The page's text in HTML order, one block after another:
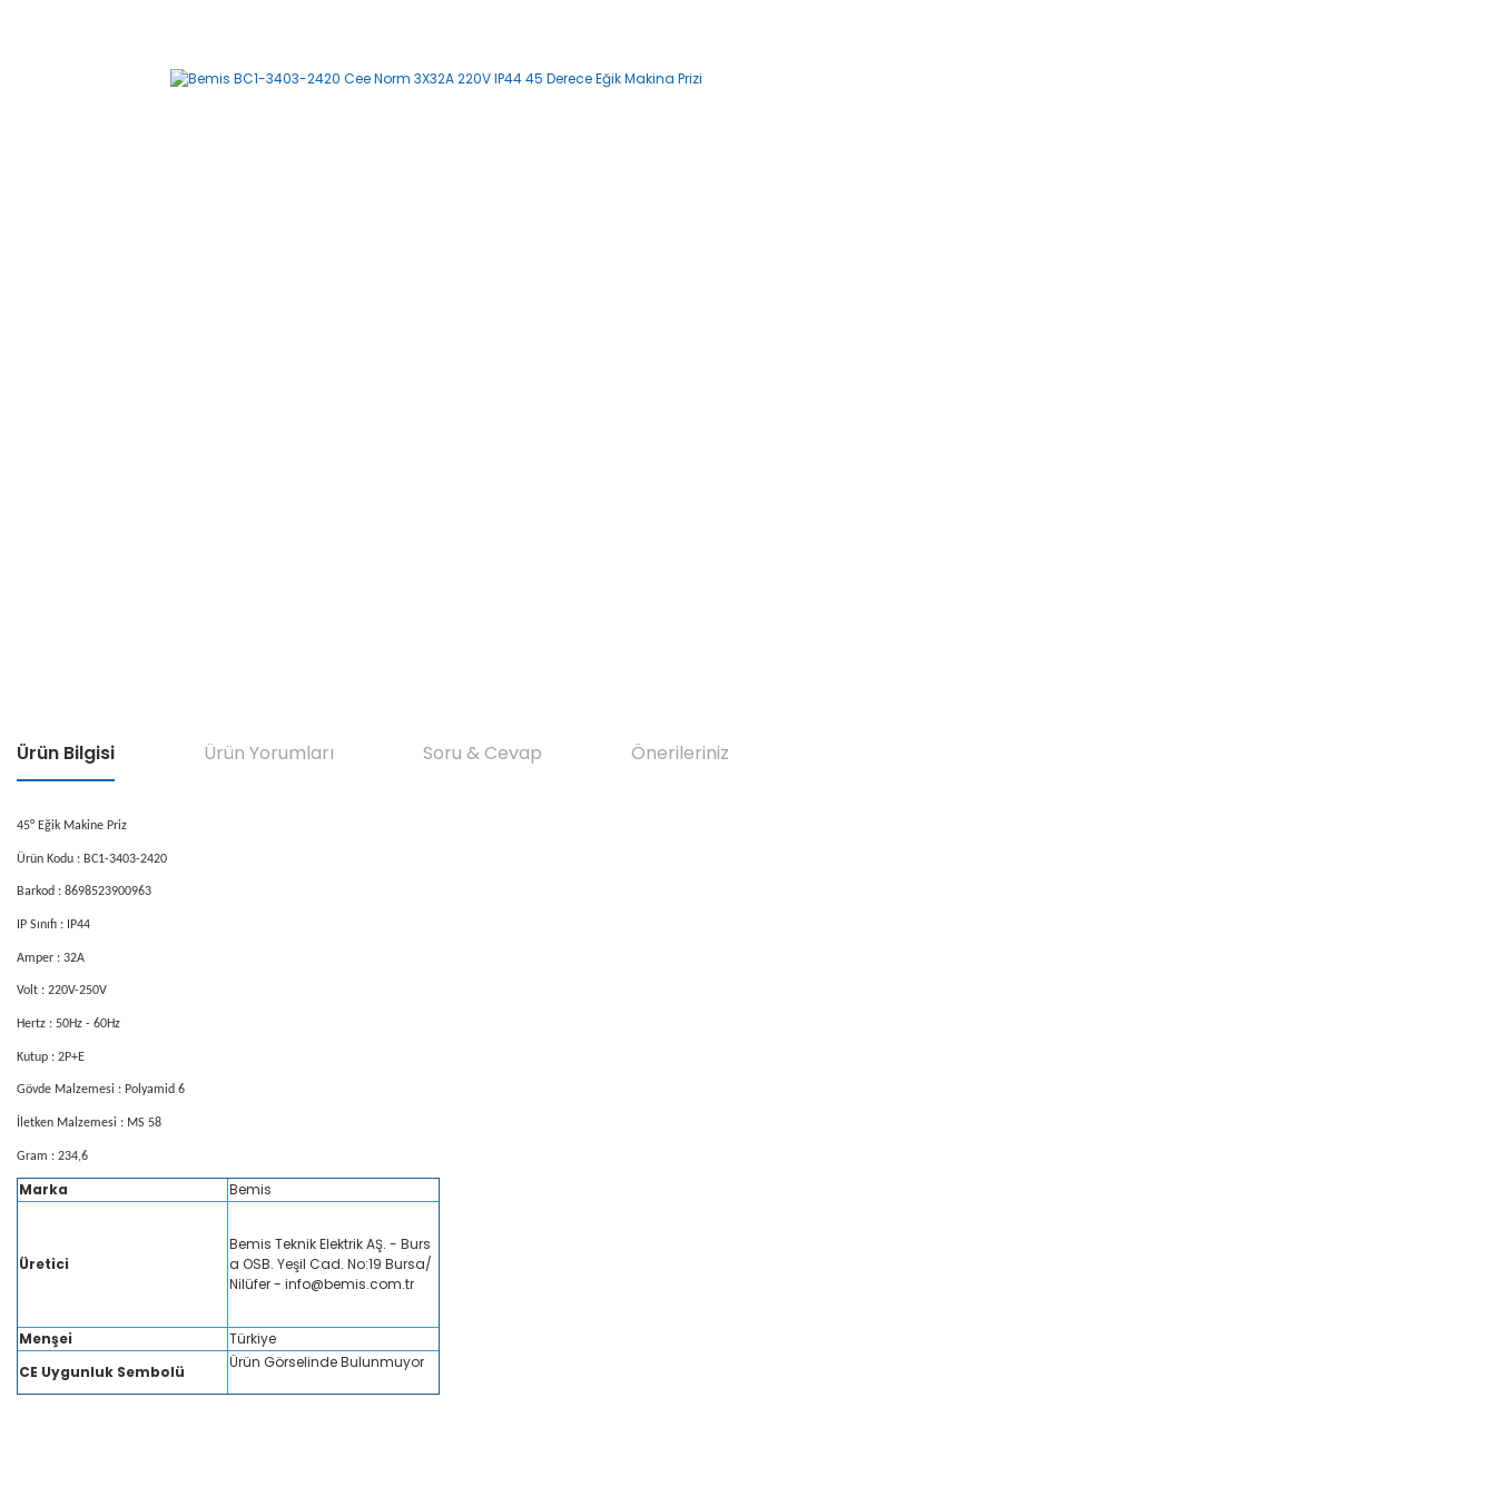
Ürün Bilgisi Ürün Yorumları Soru & Cevap Önerileriniz
45° Eğik Makine Priz
Ürün Kodu : BC1-3403-2420
Barkod : 8698523900963
IP Sınıfı : IP44
Amper : 32A
Volt : 220V-250V
Hertz : 50Hz - 60Hz
Kutup : 2P+E
Gövde Malzemesi : Polyamid 6
İletken Malzemesi : MS 58
Gram : 234,6
Marka Bemis
Üretici
Bemis Teknik Elektrik AŞ. - Burs
a OSB. Yeşil Cad. No:19 Bursa/
Nilüfer - info@bemis.com.tr
Menşei
Türkiye
CE Uygunluk Sembolü
Ürün Görselinde Bulunmuyor